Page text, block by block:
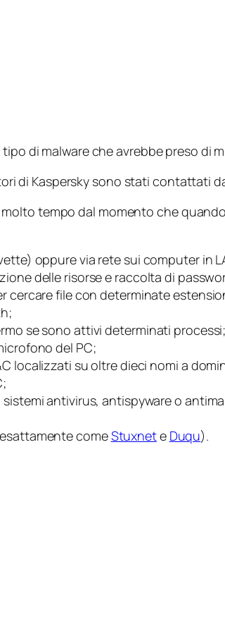
di malware che avrebbe preso di
di Kaspersky sono stati contattati
molto tempo dal momento che
oppure via rete sui computer in
delle risorse e raccolta di
cercare file con determinate
se sono attivi determinati processi;
del PC;
localizzati su oltre dieci nomi a
antivirus, antispyware o
comeStuxnete Duqu).